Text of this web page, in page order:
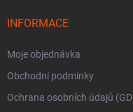
INFORMACE
Moje objednávka
Obchodní podmínky
Ochrana osobních údajů